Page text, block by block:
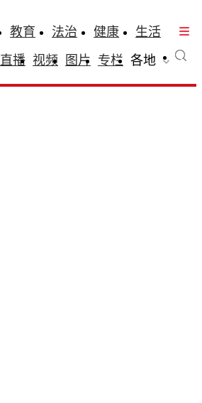
教育 法治 健康
生活
直播 视频 图片 专栏 各地